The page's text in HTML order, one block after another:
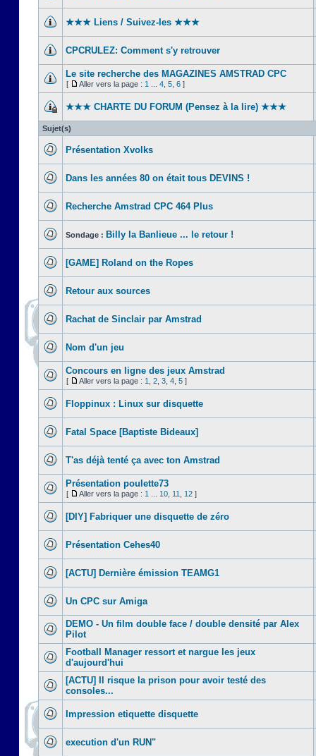
★★★ Liens / Suivez-les ★★★
CPCRULEZ: Comment s'y retrouver‎
Le site recherche des MAGAZINES AMSTRAD CPC
[ Aller vers la page : 1 4 5 6 ]
★★★ CHARTE DU FORUM (Pensez à la lire) ★★★
Sujet(s)
Présentation Xvolks
Dans les années 80 on était tous DEVINS !
Recherche Amstrad CPC 464 Plus
Sondage : Billy la Banlieue ... le retour !
[GAME] Roland on the Ropes
Retour aux sources
Rachat de Sinclair par Amstrad
Nom d'un jeu
Concours en ligne des jeux Amstrad
[ Aller vers la page : 1 2 3 4 5 ]
Floppinux : Linux sur disquette
Fatal Space [Baptiste Bideaux]
T'as déjà tenté ça avec ton Amstrad
Présentation poulette73
[ Aller vers la page : 1 10 11 12 ]
[DIY] Fabriquer une disquette de zéro
Présentation Cehes40
[ACTU] Dernière émission TEAMG1
Un CPC sur Amiga
DEMO - Un film double face / double densité par Alex
Pilot
Football Manager ressort et nargue les jeux
d'aujourd'hui
[ACTU] Il risque la prison pour avoir testé des
consoles...
Impression etiquette disquette
execution d'un RUN"